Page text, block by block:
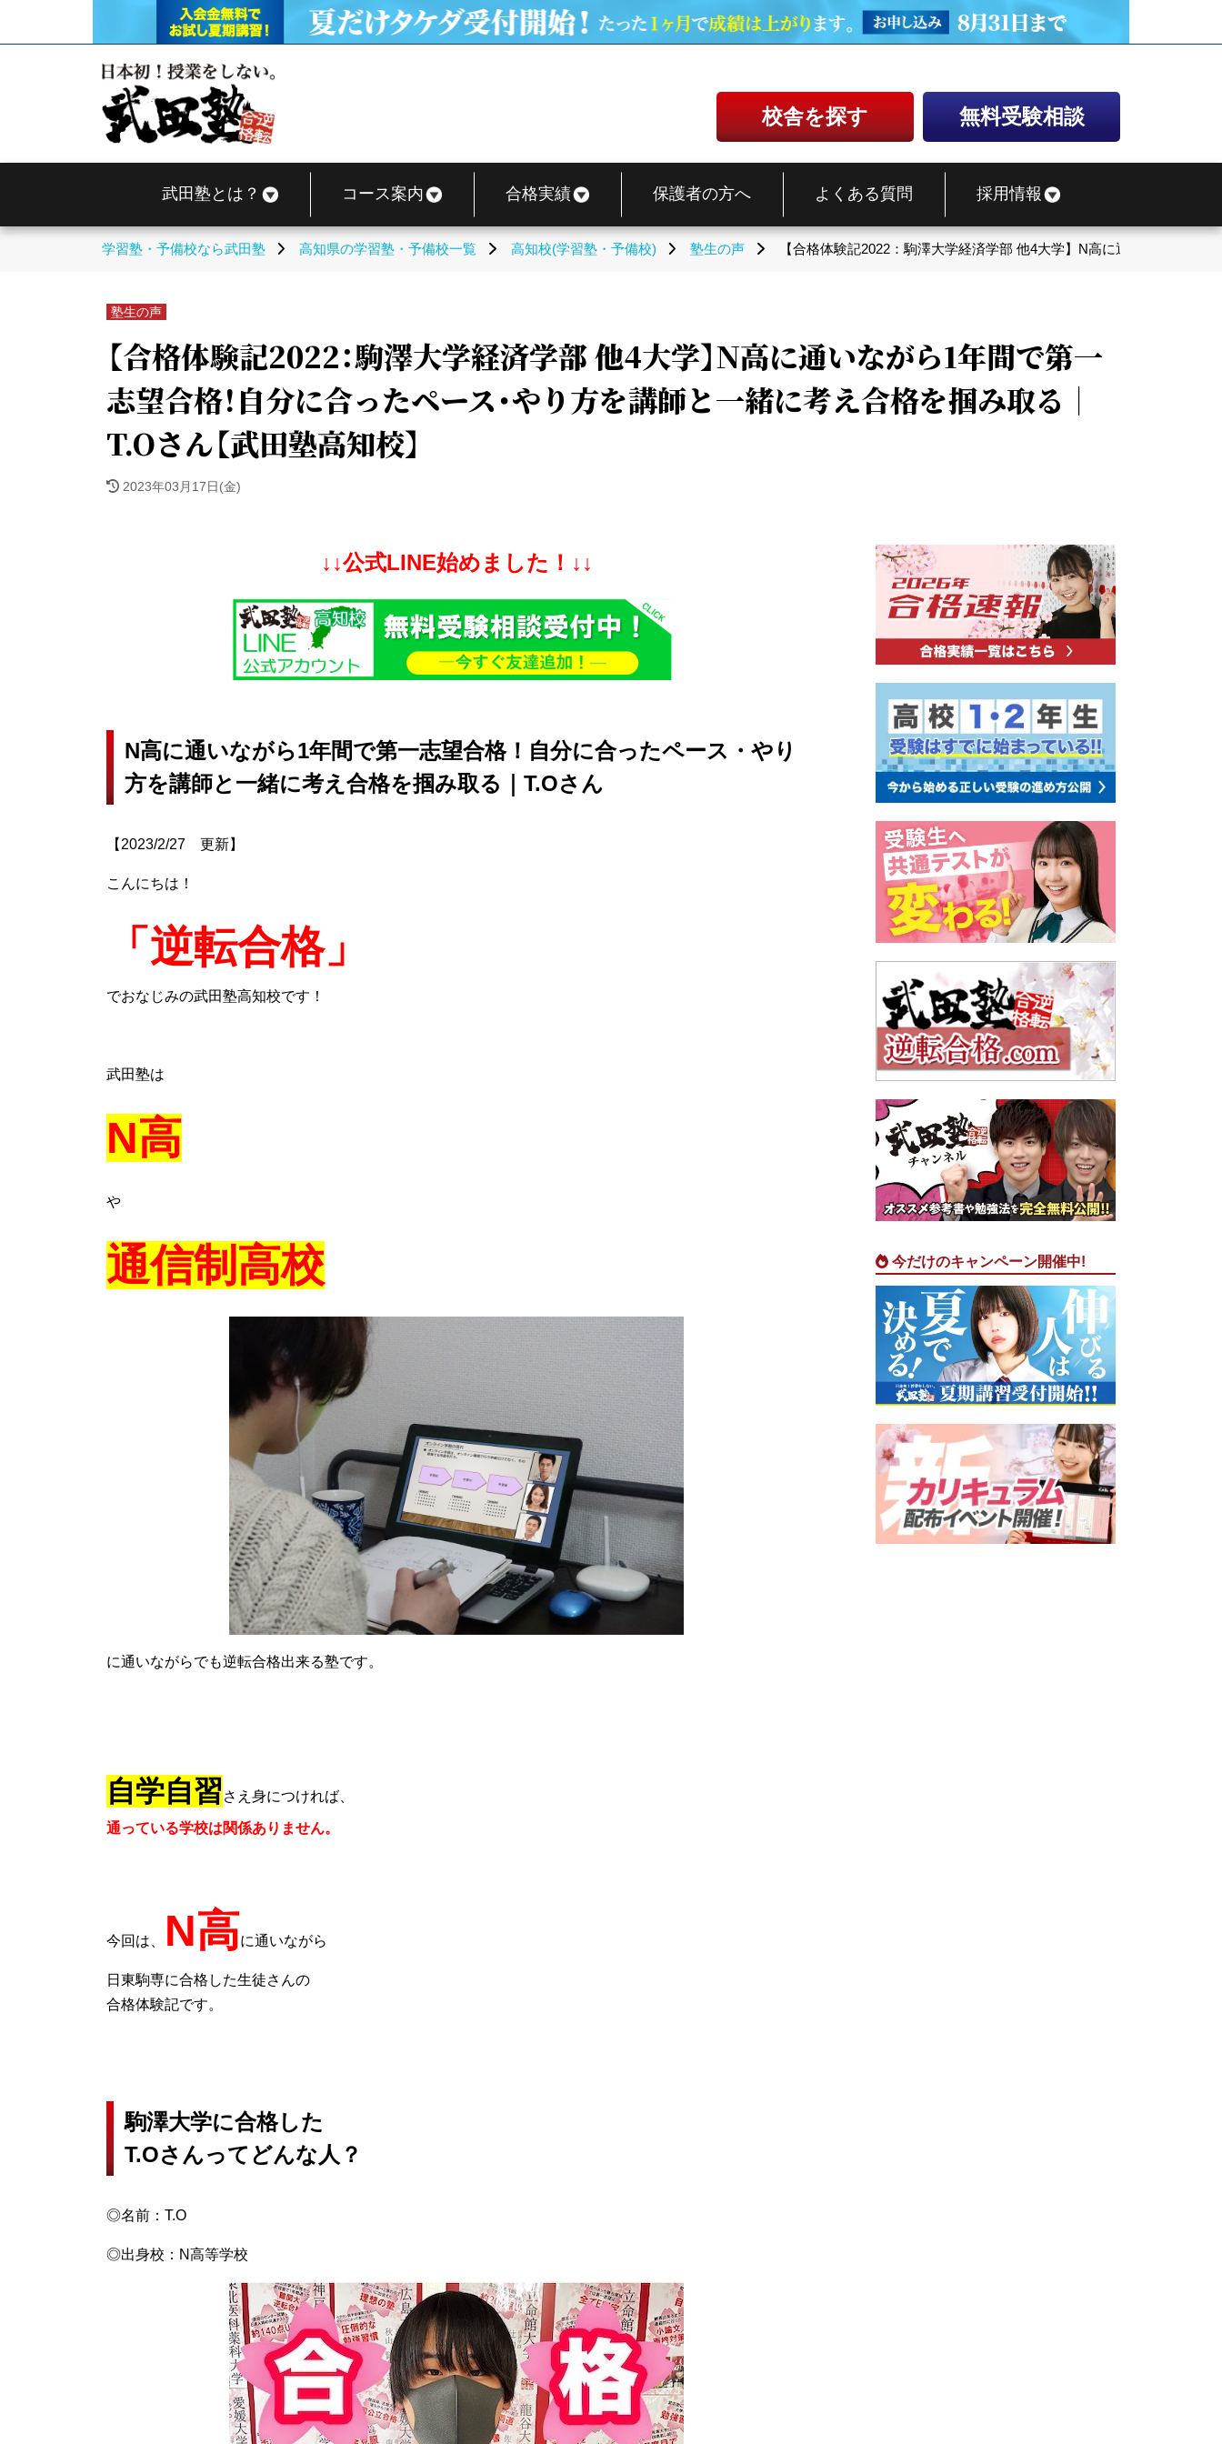
校舎を探す 無料受験相談
武田塾とは？ コース案内 合格実績 保護者の方へ よくある質問 採用情報
学習塾・予備校なら武田塾 高知県の学習塾・予備校一覧 高知校(学習塾・予備校) 塾生の声 【合格体験記2022：駒澤大学経済学部 他4大学】N高に通いながら1
塾生の声
【合格体験記2022：駒澤大学経済学部 他4大学】N高に通いながら1年間で第一
志望合格！自分に合ったペース・やり方を講師と一緒に考え合格を掴み取る｜
T.Oさん【武田塾高知校】
2023年03月17日(金)
↓↓公式LINE始めました！↓↓
N高に通いながら1年間で第一志望合格！自分に合ったペース・やり
方を講師と一緒に考え合格を掴み取る｜T.Oさん
【2023/2/27 更新】
こんにちは！
「逆転合格」
でおなじみの武田塾高知校です！
武田塾は
N高
や
通信制高校
に通いながらでも逆転合格出来る塾です。
自学自習 さえ身につければ、
通っている学校は関係ありません。
今回は、 N高に通いながら
日東駒専に合格した生徒さんの
合格体験記です。
駒澤大学に合格した
T.Oさんってどんな人？
◎名前：T.O
◎出身校：N高等学校
今だけのキャンペーン開催中!